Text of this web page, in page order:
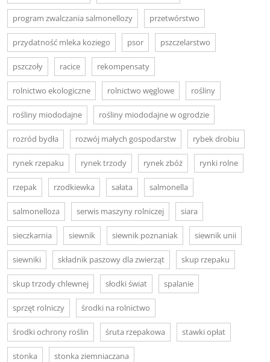
program zwalczania salmonellozy przetwórstwo
przydatność mleka koziego psor pszczelarstwo
pszczoły racice rekompensaty
rolnictwo ekologiczne rolnictwo węglowe rośliny
rośliny miododajne rośliny miododajne w ogrodzie
rozród bydła rozwój małych gospodarstw rybek drobiu
rynek rzepaku rynek trzody rynek zbóż rynki rolne
rzepak rzodkiewka sałata salmonella
salmonelloza serwis maszyny rolniczej siara
sieczkarnia siewnik siewnik poznaniak siewnik unii
siewniki składnik paszowy dla zwierząt skup rzepaku
skup trzody chlewnej słodki świat spalanie
sprzęt rolniczy środki na rolnictwo
środki ochrony roślin śruta rzepakowa stawki opłat
stonka stonka ziemniaczana